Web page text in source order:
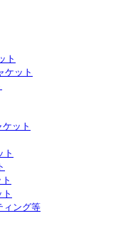
ト
ケット
ット
ト
ィング等